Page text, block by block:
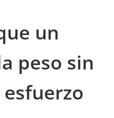
un
peso sin